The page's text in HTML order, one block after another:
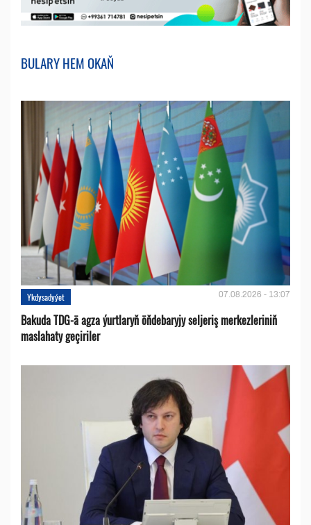
BULARY HEM OKAŇ
Ykdysadyýet 07.08.2026 - 13:07
Bakuda TDG-ä agza ýurtlaryň öňdebaryjy seljeriş merkezleriniň
maslahaty geçiriler